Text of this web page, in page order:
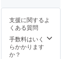
欄に以
下の内
容をご
記入く
ださ
い〉 パ
をお送
しま
す。演
奏楽曲
解説や
演者の
支援に関するよ
くある質問
手数料はいく
らかかります
か？